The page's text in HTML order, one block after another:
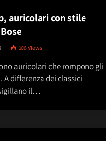
auricolari con stile
108Views
auricolari che rompono gli
differenza dei classici
il…